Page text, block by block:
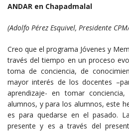
ANDAR en Chapadmalal
(Adolfo Pérez Esquivel, Presidente
Creo que el programa Jóvenes y
través del tiempo en un proceso
toma de conciencia, de
mayor interés de los docentes
aprendizaje- en tomar
alumnos, y para los alumnos, este
es para quedarse en el pasado.
presente y es a través del